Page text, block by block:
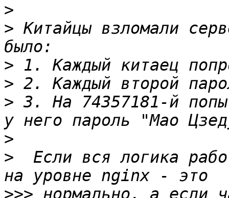
>
> Китайцы взломали
>
>
> 3. На 74357181-й
>
>
Если вся логика
>>> нормально, а если